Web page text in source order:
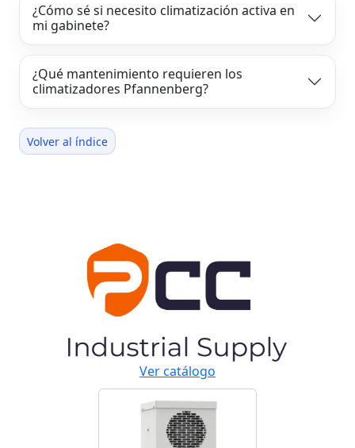
¿Cómo sé si necesito climatización activa en
mi gabinete?
¿Qué mantenimiento requieren los
climatizadores Pfannenberg?
Volver al índice
Ver catálogo